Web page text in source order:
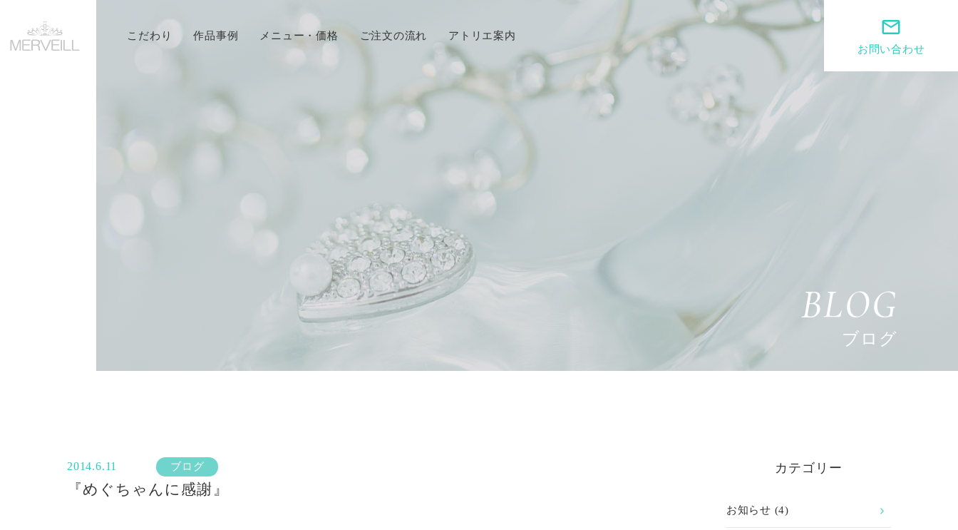
こだわり 作品事例 メニュー・価格 ご注文の流れ アトリエ案内 mail_outline
お問い合わせ
BLOG
ブログ
2014.6.11 ブログ
『めぐちゃんに感謝』
カテゴリー
お知らせ (4)